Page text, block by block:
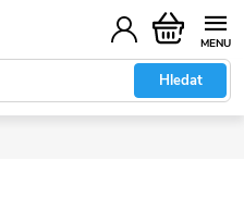
Hledat
Nákupní
košík